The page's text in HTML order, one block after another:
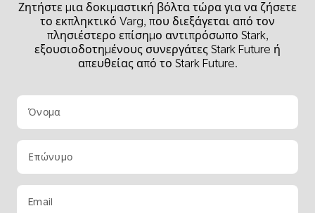
Ζητήστε μια δοκιμαστική βόλτα τώρα για να ζήσετε
το εκπληκτικό Varg, που διεξάγεται από τον
πλησιέστερο επίσημο αντιπρόσωπο Stark,
εξουσιοδοτημένους συνεργάτες Stark Future ή
απευθείας από το Stark Future.
Όνομα
Επώνυμο
Email